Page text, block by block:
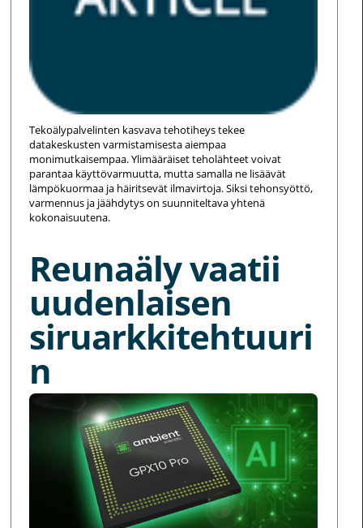
Tekoälypalvelinten kasvava tehotiheys tekee
datakeskusten varmistamisesta aiempaa
monimutkaisempaa. Ylimääräiset teholähteet voivat
parantaa käyttövarmuutta, mutta samalla ne lisäävät
lämpökuormaa ja häiritsevät ilmavirtoja. Siksi tehonsyöttö,
varmennus ja jäähdytys on suunniteltava yhtenä
kokonaisuutena.
Reunaäly vaatii
uudenlaisen
siruarkkitehtuuri
n